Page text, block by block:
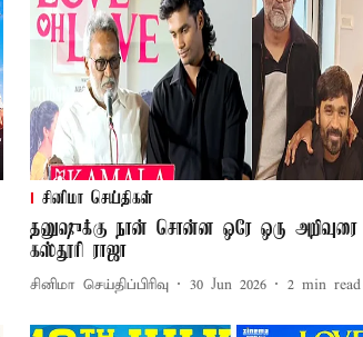
சினிமா செய்திகள்
தனுஷுக்கு நான் சொன்ன ஒரே ஒரு
கஸ்தூரி ராஜா
சினிமா செய்திப்பிரிவு 30 Jun 2026 2 min read